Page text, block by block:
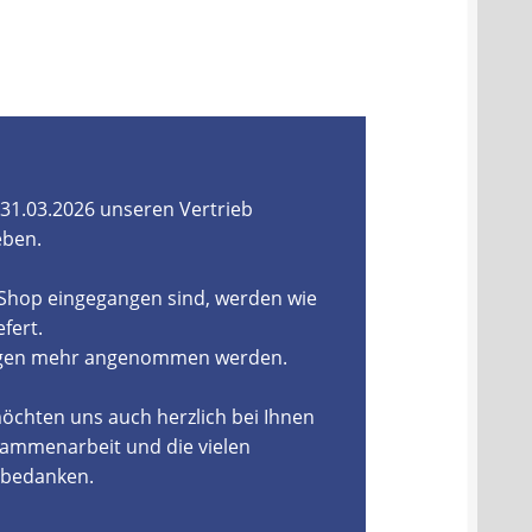
unseren Vertrieb
eingegangen sind, werden wie
mehr angenommen werden.
uns auch herzlich bei Ihnen
und die vielen